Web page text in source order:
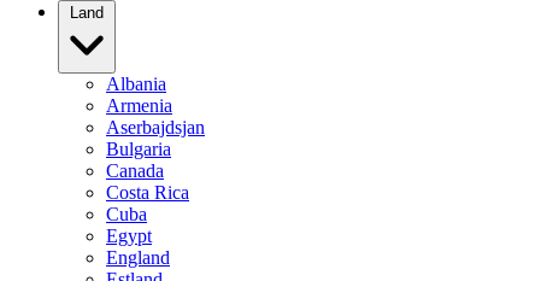
Albania
Armenia
Aserbajdsjan
Bulgaria
Canada
Costa Rica
Cuba
Egypt
England